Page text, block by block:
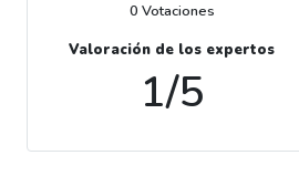
0 Votaciones
Valoración de los expertos
1/5